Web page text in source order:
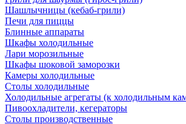
Шашлычницы (кебаб-грили)
Печи для пиццы
Блинные аппараты
Шкафы холодильные
Лари морозильные
Шкафы шоковой заморозки
Камеры холодильные
Столы холодильные
Холодильные агрегаты (к холодильным
Пивоохладители, кегераторы
Столы производственные